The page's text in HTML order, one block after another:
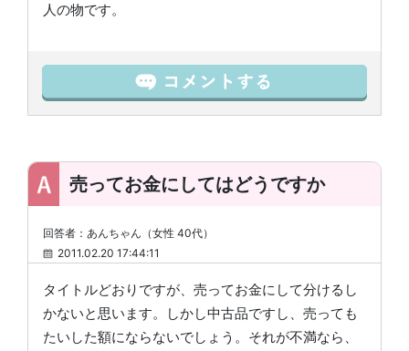
人の物です。
売ってお金にしてはどうですか
回答者：あんちゃん（女性 40代）
2011.02.20 17:44:11
タイトルどおりですが、売ってお金にして分けるし
かないと思います。しかし中古品ですし、売っても
たいした額にならないでしょう。それが不満なら、